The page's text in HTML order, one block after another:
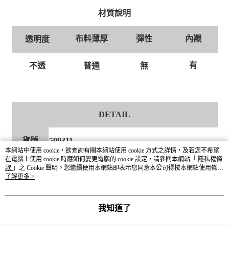
材質說明
透明度 布料薄厚 彈性 內襯
不透 普通 無 有
DETAIL
貨號 599311
尺寸 Free Size 單一尺寸
顏色 09黑 / 55棕
本網站中使用 cookie，欲查詢有關本網站使用 cookie 方式之詳情，及若您不希望
在電腦上使用 cookie 時應如何變更電腦的 cookie 設定，請參閱本網站「 隱私權條
款 」之 Cookie 聲明。您繼續使用本網站即表示您同意本公司得按本網站使用條款
之 Cookie 聲明使用 cookie。
了解更多 >
我知道了